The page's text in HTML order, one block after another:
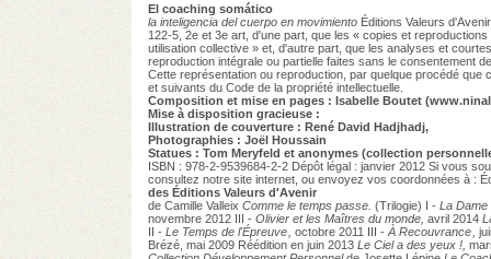
El coaching somático
la inteligencia del cuerpo en movimiento Éditions Valeurs
122-5, 2e et 3e art, d'une part, que les « copies et
utilisation collective » et, d'autre part, que les analyses et
reproduction intégrale ou partielle faites sans le consentement
Cette représentation ou reproduction, par quelque procédé
et suivants du Code de la propriété intellectuelle.
Composition et mise en pages : Isabelle Boutet
Mise à disposition gracieuse :
Illustration de couverture : René David Hadjhadj,
Photographies : Joël Houssain
Statues : Tom Meryfeld et anonymes (collection
ISBN : 978-2-9539684-2-2 Dépôt légal : janvier 2012 Si vous
consultez notre site internet, ou envoyez vos coordonnées à :
des Éditions Valeurs d'Avenir
de Camille Valleix Comme le temps passe. (Trilogie) I -La Dame
novembre 2012 III - Olivier et les Maîtres du monde, avril 2014
II - Le Temps de l'Épreuve , octobre 2011 III - À Recouvrance
Brézé, mai 2009 Réédition en juin 2013 Le Ciel a des yeux !,